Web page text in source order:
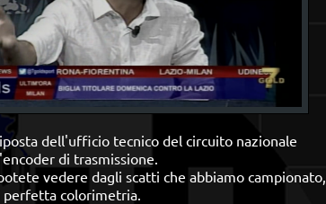
dell'ufficio tecnico del circuito nazionale
di trasmissione.
vedere dagli scatti che abbiamo campionato,
colorimetria.